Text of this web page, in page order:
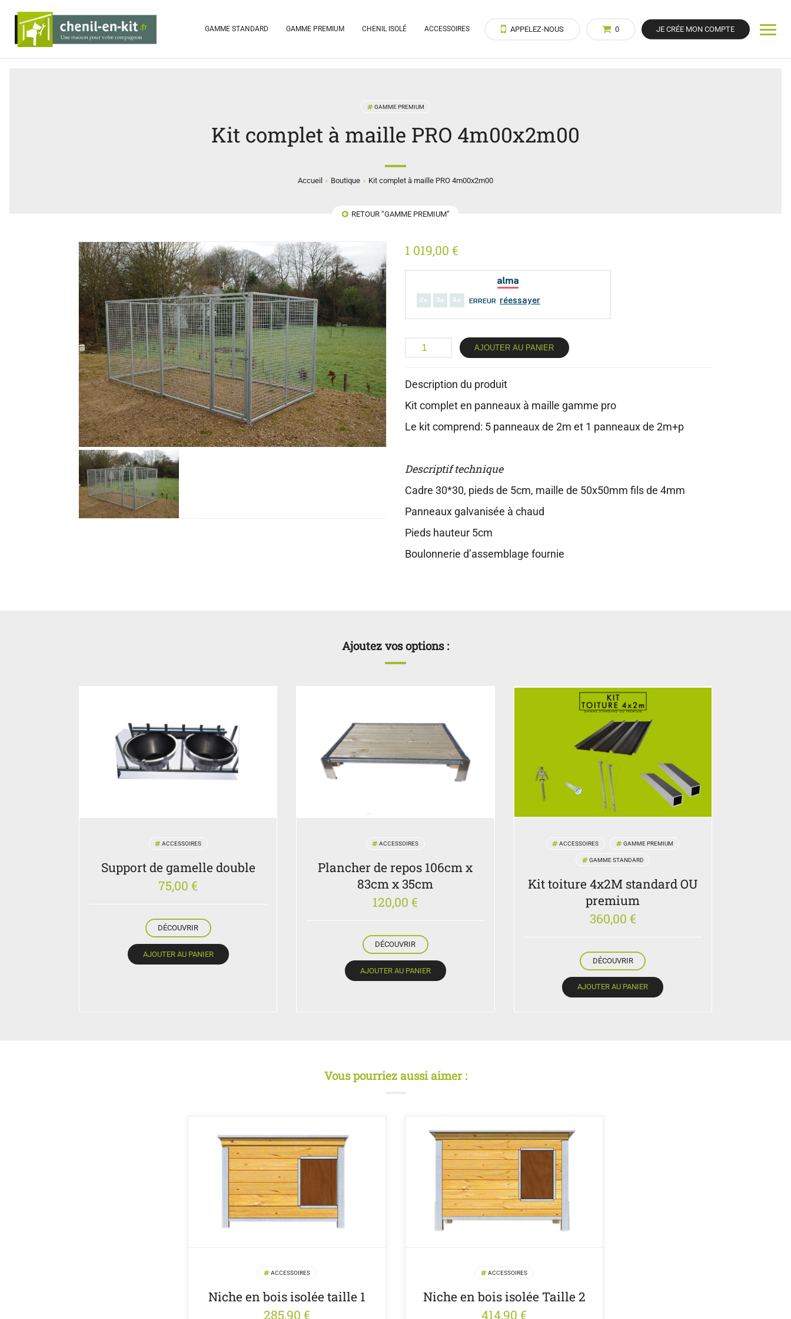
GAMME STANDARD GAMME PREMIUM CHENIL ISOLÉ ACCESSOIRES APPELEZ-NOUS 0 JE CRÉE MON COMPTE
GAMME PREMIUM
Kit complet à maille PRO 4m00x2m00
Accueil › Boutique › Kit complet à maille PRO 4m00x2m00
RETOUR “GAMME PREMIUM”
1 019,00 €
2 3 4 ERREUR réessayer
AJOUTER AU PANIER
Description du produit
Kit complet en panneaux à maille gamme pro
Le kit comprend: 5 panneaux de 2m et 1 panneaux de 2m+p
Descriptif technique
Cadre 30*30, pieds de 5cm, maille de 50x50mm fils de 4mm
Panneaux galvanisée à chaud
Pieds hauteur 5cm
Boulonnerie d’assemblage fournie
Ajoutez vos options :
ACCESSOIRES
Support de gamelle double
75,00€
DÉCOUVRIR
AJOUTER AU PANIER
ACCESSOIRES
Plancher de repos 106cm x
83cm x 35cm
120,00€
DÉCOUVRIR
AJOUTER AU PANIER
ACCESSOIRES GAMME PREMIUM
GAMME STANDARD
Kit toiture 4x2M standard OU
premium
360,00 €
DÉCOUVRIR
AJOUTER AU PANIER
Vous pourriez aussi aimer :
ACCESSOIRES
Niche en bois isolée taille 1
285,90 €
ACCESSOIRES
Niche en bois isolée Taille 2
414,90 €